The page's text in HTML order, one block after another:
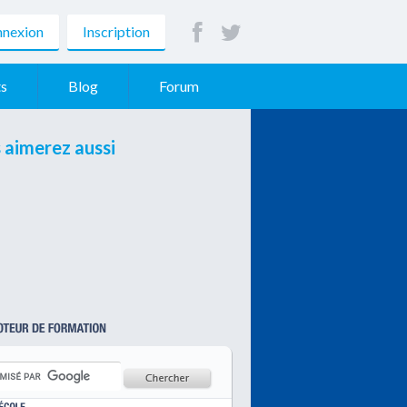
Inscription
Blog Forum
aimerez aussi